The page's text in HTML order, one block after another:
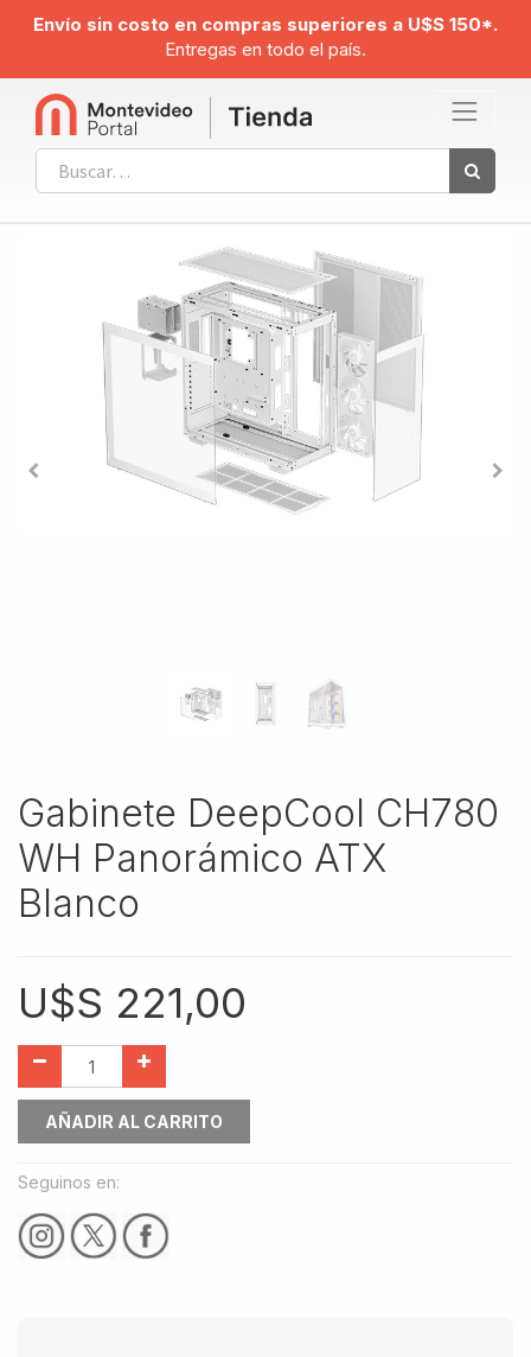
Envío sin costo en compras superiores a U$S 150*.
Entregas en todo el país.
Gabinete DeepCool CH780
WH Panorámico ATX
Blanco
U$S 221,00
AÑADIR AL CARRITO
Seguinos en: